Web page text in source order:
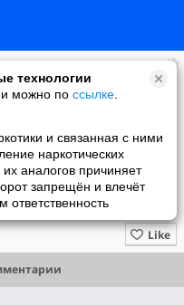
технологии
можно по ссылке
и связанная с ними
наркотических
аналогов причиняет
запрещён и влечёт
ответственность
Like